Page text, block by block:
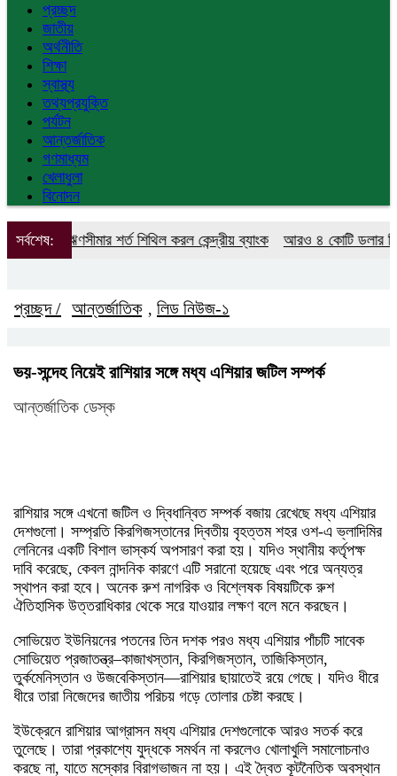
প্রচ্ছদ
জাতীয়
অর্থনীতি
শিক্ষা
স্বাস্থ্য
তথ্যপ্রযুক্তি
পর্যটন
আন্তর্জাতিক
গণমাধ্যম
খেলাধুলা
বিনোদন
সর্বশেষ:
গ্রাহক ঋণসীমার শর্ত শিথিল করল কেন্দ্রীয় ব্যাংক আরও ৪ কোটি ডলার কিনলো
প্রচ্ছদ / আন্তর্জাতিক , লিড নিউজ-১
ভয়-সন্দেহ নিয়েই রাশিয়ার সঙ্গে মধ্য এশিয়ার জটিল সম্পর্ক
আন্তর্জাতিক ডেস্ক
রাশিয়ার সঙ্গে এখনো জটিল ও দ্বিধান্বিত সম্পর্ক বজায় রেখেছে মধ্য এশিয়ার
দেশগুলো। সম্প্রতি কিরগিজস্তানের দ্বিতীয় বৃহত্তম শহর ওশ-এ ভ্লাদিমির
লেনিনের একটি বিশাল ভাস্কর্য অপসারণ করা হয়। যদিও স্থানীয় কর্তৃপক্ষ
দাবি করেছে, কেবল নান্দনিক কারণে এটি সরানো হয়েছে এবং পরে অন্যত্র
স্থাপন করা হবে। অনেক রুশ নাগরিক ও বিশ্লেষক বিষয়টিকে রুশ
ঐতিহাসিক উত্তরাধিকার থেকে সরে যাওয়ার লক্ষণ বলে মনে করছেন।
সোভিয়েত ইউনিয়নের পতনের তিন দশক পরও মধ্য এশিয়ার পাঁচটি সাবেক
সোভিয়েত প্রজাতন্ত্র–কাজাখস্তান, কিরগিজস্তান, তাজিকিস্তান,
তুর্কমেনিস্তান ও উজবেকিস্তান––রাশিয়ার ছায়াতেই রয়ে গেছে। যদিও ধীরে
ধীরে তারা নিজেদের জাতীয় পরিচয় গড়ে তোলার চেষ্টা করছে।
ইউক্রেনে রাশিয়ার আগ্রাসন মধ্য এশিয়ার দেশগুলোকে আরও সতর্ক করে
তুলেছে। তারা প্রকাশ্যে যুদ্ধকে সমর্থন না করলেও খোলাখুলি সমালোচনাও
করছে না, যাতে মস্কোর বিরাগভাজন না হয়। এই দ্বৈত কূটনৈতিক অবস্থান